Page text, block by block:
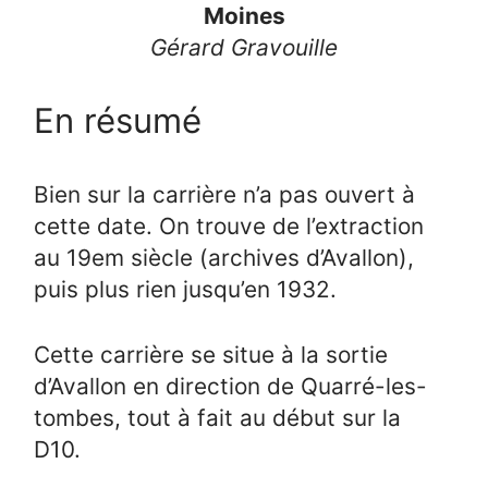
Moines
Gérard Gravouille
En résumé
Bien sur la carrière n’a pas ouvert à
cette date. On trouve de l’extraction
au 19em siècle (archives d’Avallon),
puis plus rien jusqu’en 1932.
Cette carrière se situe à la sortie
d’Avallon en direction de Quarré-les-
tombes, tout à fait au début sur la
D10.